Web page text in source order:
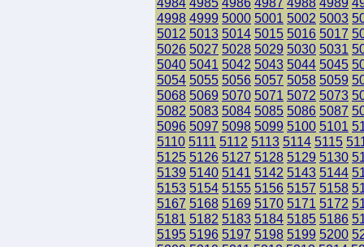
4998 4999 5000 5001 5002 5003
5012 5013 5014 5015 5016 5017
5026 5027 5028 5029 5030 5031
5040 5041 5042 5043 5044 5045
5054 5055 5056 5057 5058 5059
5068 5069 5070 5071 5072 5073
5082 5083 5084 5085 5086 5087
5096 5097 5098 5099 5100 5101
5110 5111 5112 5113 5114 5115
5125 5126 5127 5128 5129 5130
5139 5140 5141 5142 5143 5144
5153 5154 5155 5156 5157 5158
5167 5168 5169 5170 5171 5172
5181 5182 5183 5184 5185 5186
5195 5196 5197 5198 5199 5200